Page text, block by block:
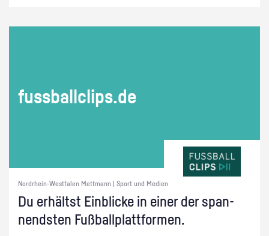
fuss­ball­clips.de
Nordrhein-Westfalen Mettmann | Sport und Medien
Du er­hältst Ein­bli­cke in einer der span­
nends­ten Fuß­ball­platt­for­men.